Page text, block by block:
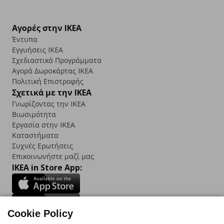
Αγορές στην IKEA
Έντυπα
Εγγυήσεις IKEA
Σχεδιαστικά Προγράμματα
Αγορά Δωρoκάρτας IKEA
Πολιτική Επιστροφής
Σχετικά με την IKEA
Γνωρίζοντας την IKEA
Βιωσιμότητα
Εργασία στην IKEA
Καταστήματα
Συχνές Ερωτήσεις
Επικοινωνήστε μαζί μας
IKEA in Store App:
Follow us:
Cookie Policy